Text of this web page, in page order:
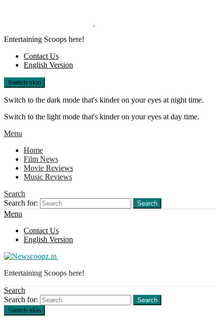
Entertaining Scoops here!
Contact Us
English Version
Switch skin
Switch to the dark mode that's kinder on your eyes at night time.
Switch to the light mode that's kinder on your eyes at day time.
Menu
Home
Film News
Movie Reviews
Music Reviews
Search
Search for:
Search
Menu
Contact Us
English Version
Entertaining Scoops here!
Search
Search for:
Search
Switch skin